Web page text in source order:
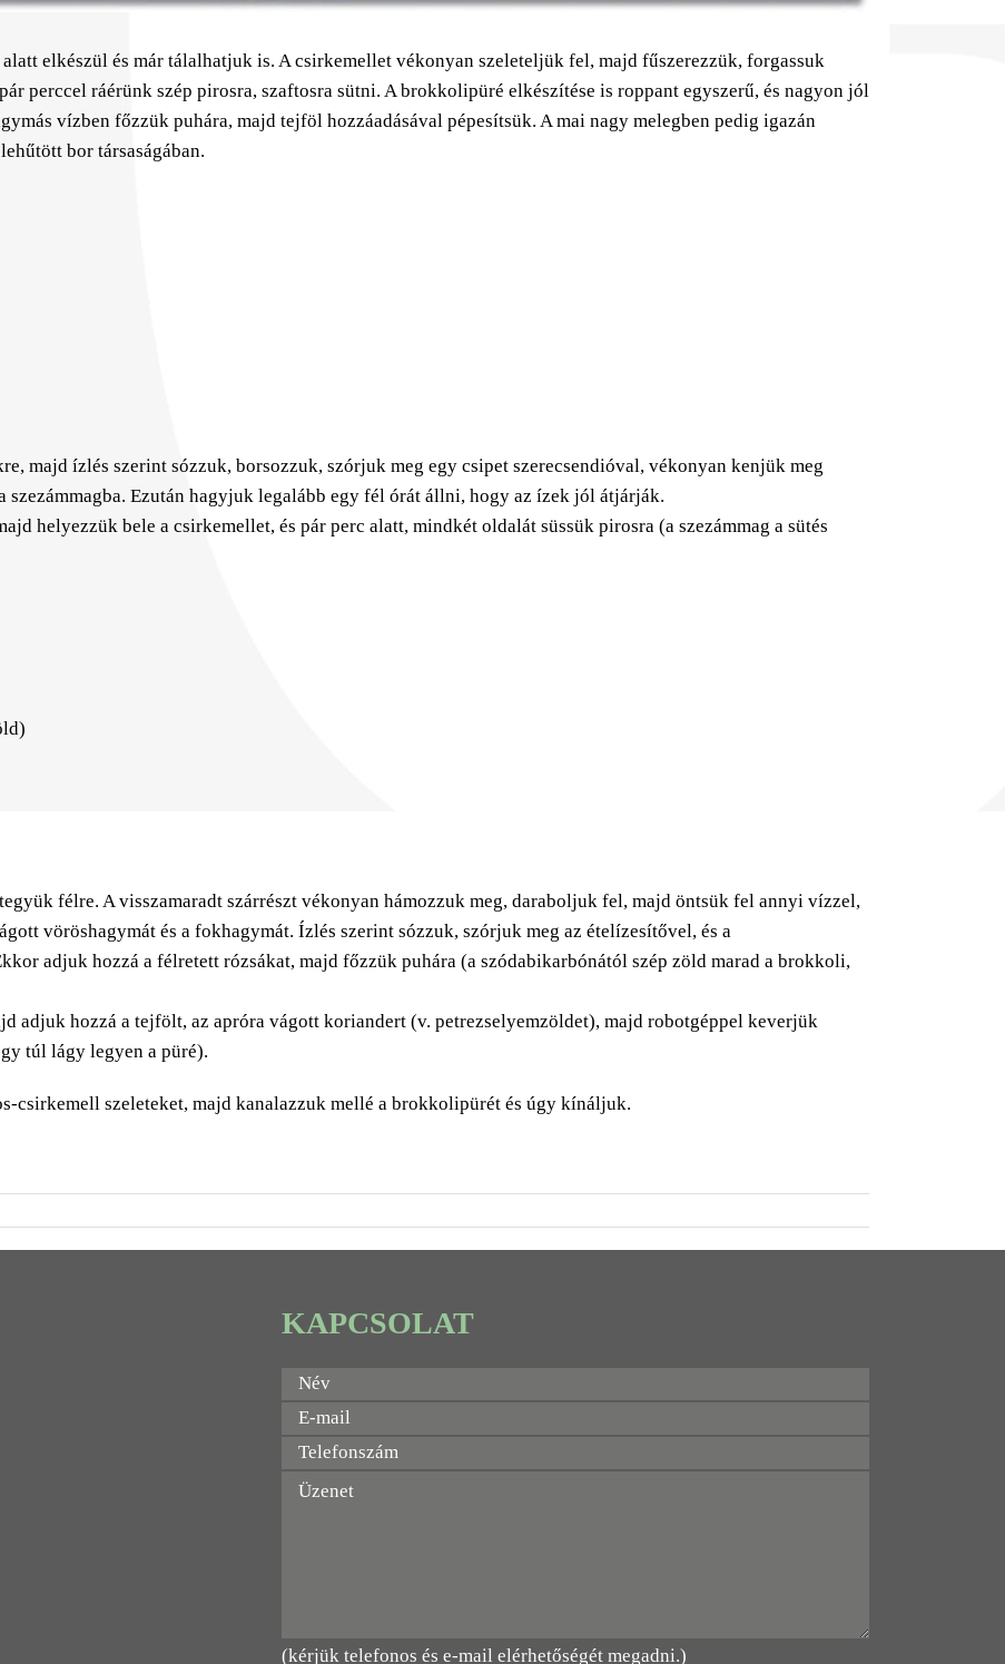
elkészül és már tálalhatjuk is. A csirkemellet vékonyan szeleteljük fel, majd fűszerezzük, forgassuk
perccel ráérünk szép pirosra, szaftosra sütni. A brokkolipüré elkészítése is roppant egyszerű, és nagyon jól
vízben főzzük puhára, majd tejföl hozzáadásával pépesítsük. A mai nagy melegben pedig igazán
bor társaságában.
majd ízlés szerint sózzuk, borsozzuk, szórjuk meg egy csipet szerecsendióval, vékonyan kenjük meg
szezámmagba. Ezután hagyjuk legalább egy fél órát állni, hogy az ízek jól átjárják.
helyezzük bele a csirkemellet, és pár perc alatt, mindkét oldalát süssük pirosra (a szezámmag a sütés
félre. A visszamaradt szárrészt vékonyan hámozzuk meg, daraboljuk fel, majd öntsük fel annyi vízzel,
vöröshagymát és a fokhagymát. Ízlés szerint sózzuk, szórjuk meg az ételízesítővel, és a
adjuk hozzá a félretett rózsákat, majd főzzük puhára (a szódabikarbónától szép zöld marad a brokkoli,
adjuk hozzá a tejfölt, az apróra vágott koriandert (v. petrezselyemzöldet), majd robotgéppel keverjük
túl lágy legyen a püré).
csirkemell szeleteket, majd kanalazzuk mellé a brokkolipürét és úgy kínáljuk.
KAPCSOLAT
(kérjük telefonos és e-mail elérhetőségét megadni.)